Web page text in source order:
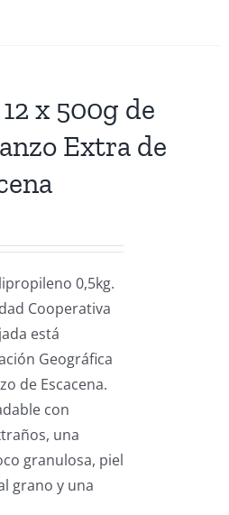
x 500g de
Extra de
0,5kg.
Cooperativa
está
Geográfica
de Escacena.
con
una
granulosa, piel
grano y una